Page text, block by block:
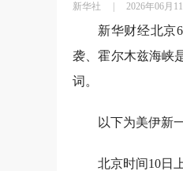
新华社 2026年06月
新华财经北京
袭、霍尔木兹海峡
词。
以下为美伊新
北京时间10日